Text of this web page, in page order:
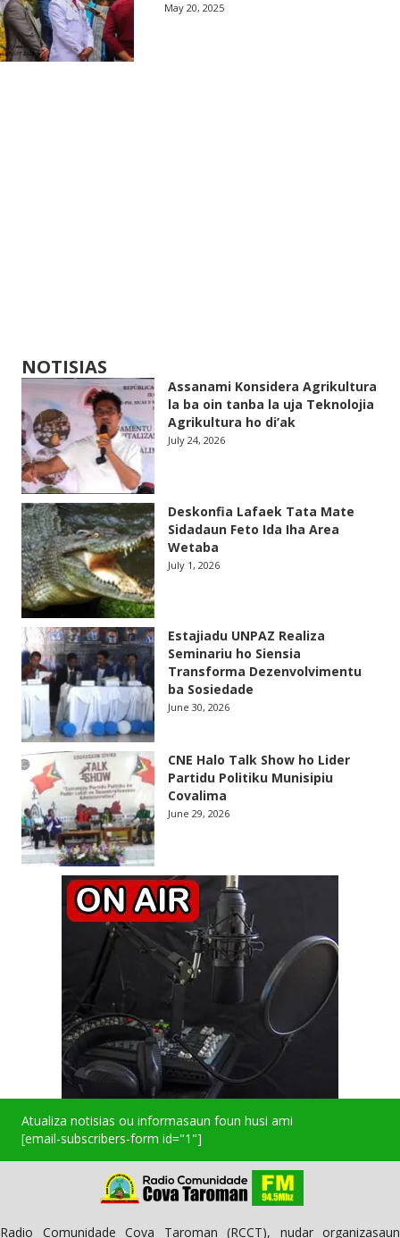
May 20, 2025
NOTISIAS
Assanami Konsidera Agrikultura
la ba oin tanba la uja Teknolojia
Agrikultura ho di’ak
July 24, 2026
Deskonfia Lafaek Tata Mate
Sidadaun Feto Ida Iha Area
Wetaba
July 1, 2026
Estajiadu UNPAZ Realiza
Seminariu ho Siensia
Transforma Dezenvolvimentu
ba Sosiedade
June 30, 2026
CNE Halo Talk Show ho Lider
Partidu Politiku Munisipiu
Covalima
June 29, 2026
Atualiza notisias ou informasaun foun husi ami
[email-subscribers-form id="1"]
Radio Comunidade Cova Taroman (RCCT), nudar organizasaun